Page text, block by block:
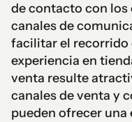
de contacto con los
canales de
facilitar el recorrido
experiencia en
venta resulte
canales de venta y
pueden ofrecer